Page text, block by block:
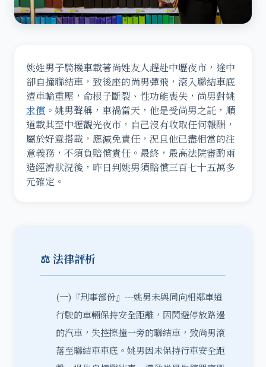
姚姓男子騎機車載著尚姓友人趕赴中壢夜市，途中
卻自撞聯結車，致後座的尚男彈飛，滾入聯結車底
遭車輪重壓，命根子斷裂、性功能喪失，尚男對姚
求償。姚男聲稱，車禍當天，他是受尚男之託，順
道載其至中壢觀光夜市，自己沒有收取任何報酬，
屬於好意搭載，應減免責任，況且他已盡相當的注
意義務，不須負賠償責任。最終，最高法院審酌兩
造經濟狀況後，昨日判姚男須賠償三百七十五萬多
元確定。
⚖️ 法律評析
(一)『刑事部份』---姚男未與同向相鄰車道
行駛的車輛保持安全距離，因閃避停放路邊
的汽車，失控擦撞一旁的聯結車，致尚男滾
落至聯結車車底。姚男因未保持行車安全距